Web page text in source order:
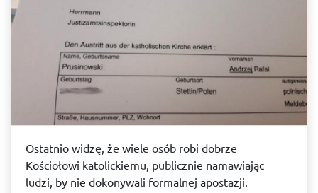
Ostatnio widzę, że wiele osób robi dobrze
Kościołowi katolickiemu, publicznie namawiając
ludzi, by nie dokonywali formalnej apostazji.